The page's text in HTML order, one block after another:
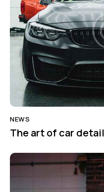
NEWS
The art of car